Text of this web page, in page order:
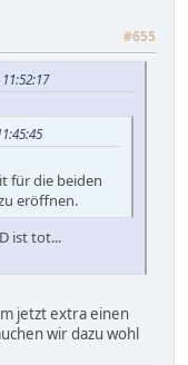
#655
für die beiden
eröffnen.
ist tot...
jetzt extra einen
wir dazu wohl